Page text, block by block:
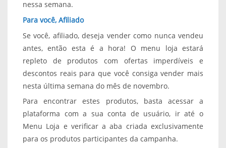
nessa semana.
Para você, Afiliado
Se você, afiliado, deseja vender como nunca vendeu
antes, então esta é a hora! O menu loja estará
repleto de produtos com ofertas imperdíveis e
descontos reais para que você consiga vender mais
nesta última semana do mês de novembro.
Para encontrar estes produtos, basta acessar a
plataforma com a sua conta de usuário, ir até o
Menu Loja e verificar a aba criada exclusivamente
para os produtos participantes da campanha.